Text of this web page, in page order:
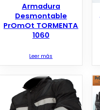
Armadura
Desmontable
PrOmOt TORMENTA
1060
Leer más